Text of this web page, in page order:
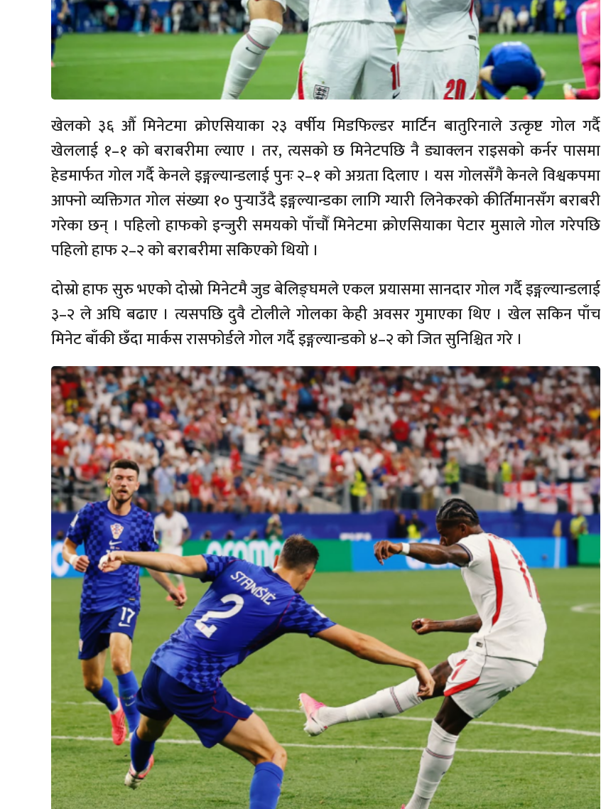
खेलको ३६ औँ मिनेटमा क्रोएसियाका २३ वर्षीय मिडफिल्डर मार्टिन बातुरिनाले उत्कृष्ट गोल गर्दै
खेललाई १–१ को बराबरीमा ल्याए । तर, त्यसको छ मिनेटपछि नै ड्याक्लन राइसको कर्नर पासमा
हेडमार्फत गोल गर्दै केनले इङ्गल्यान्डलाई पुनः २–१ को अग्रता दिलाए । यस गोलसँगै केनले विश्वकपमा
आफ्नो व्यक्तिगत गोल संख्या १० पुर्‍याउँदै इङ्गल्यान्डका लागि ग्यारी लिनेकरको कीर्तिमानसँग बराबरी
गरेका छन् । पहिलो हाफको इन्जुरी समयको पाँचौँ मिनेटमा क्रोएसियाका पेटार मुसाले गोल गरेपछि
पहिलो हाफ २–२ को बराबरीमा सकिएको थियो ।
दोस्रो हाफ सुरु भएको दोस्रो मिनेटमै जुड बेलिङ्घमले एकल प्रयासमा सानदार गोल गर्दै इङ्गल्यान्डलाई
३–२ ले अघि बढाए । त्यसपछि दुवै टोलीले गोलका केही अवसर गुमाएका थिए । खेल सकिन पाँच
मिनेट बाँकी छँदा मार्कस रासफोर्डले गोल गर्दै इङ्गल्यान्डको ४–२ को जित सुनिश्चित गरे ।